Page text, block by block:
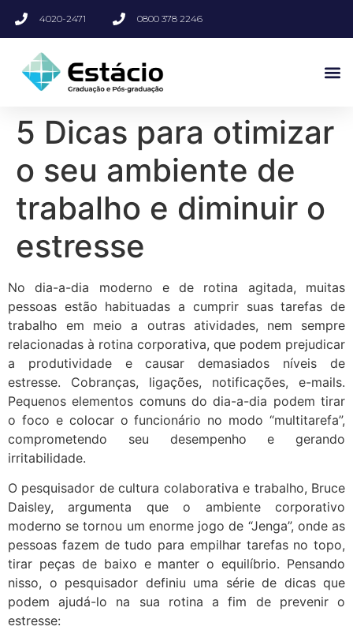
4020-2471 0800 378 2246
5 Dicas para otimizar
o seu ambiente de
trabalho e diminuir o
estresse
No dia-a-dia moderno e de rotina agitada, muitas
pessoas estão habituadas a cumprir suas tarefas de
trabalho em meio a outras atividades, nem sempre
relacionadas à rotina corporativa, que podem prejudicar
a produtividade e causar demasiados níveis de
estresse. Cobranças, ligações, notificações, e-mails.
Pequenos elementos comuns do dia-a-dia podem tirar
o foco e colocar o funcionário no modo “multitarefa”,
comprometendo seu desempenho e gerando
irritabilidade.
O pesquisador de cultura colaborativa e trabalho, Bruce
Daisley, argumenta que o ambiente corporativo
moderno se tornou um enorme jogo de “Jenga”, onde as
pessoas fazem de tudo para empilhar tarefas no topo,
tirar peças de baixo e manter o equilíbrio. Pensando
nisso, o pesquisador definiu uma série de dicas que
podem ajudá-lo na sua rotina a fim de prevenir o
estresse: